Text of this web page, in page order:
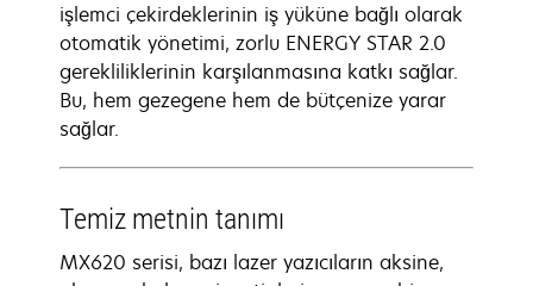
işlemci çekirdeklerinin iş yüküne bağlı olarak
otomatik yönetimi, zorlu ENERGY STAR 2.0
gerekliliklerinin karşılanmasına katkı sağlar.
Bu, hem gezegene hem de bütçenize yarar
sağlar.
Temiz metnin tanımı
MX620 serisi, bazı lazer yazıcıların aksine,